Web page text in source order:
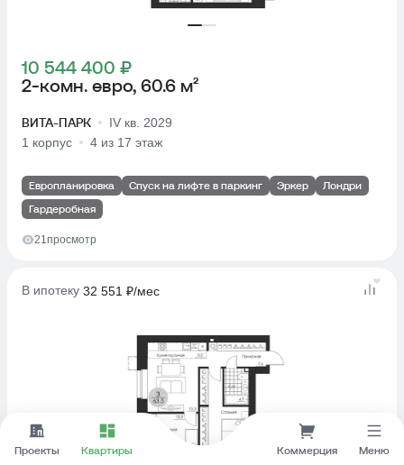
10 544 400 ₽
2-комн. евро, 60.6 м²
ВИТА-ПАРК
IV кв. 2029
1 корпус
4 из 17 этаж
Европланировка Спуск на лифте в паркинг Эркер
Лондри
Гардеробная
21просмотр
В ипотеку 32 551 ₽/мес
Проекты Квартиры Коммерция Меню